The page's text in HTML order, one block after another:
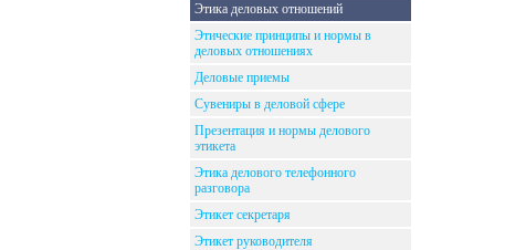
Этика деловых отношений
Этические принципы и нормы в
деловых отношениях
Деловые приемы
Сувениры в деловой сфере
Презентация и нормы делового
этикета
Этика делового телефонного
разговора
Этикет секретаря
Этикет руководителя